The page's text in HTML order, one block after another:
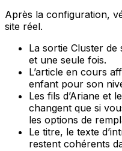
Après la configuration,
site réel.
La sortie Cluster
et une seule fois.
L’article en cours
enfant pour son
Les fils d’Ariane et
changent que si
les options de
Le titre, le texte
restent cohérents